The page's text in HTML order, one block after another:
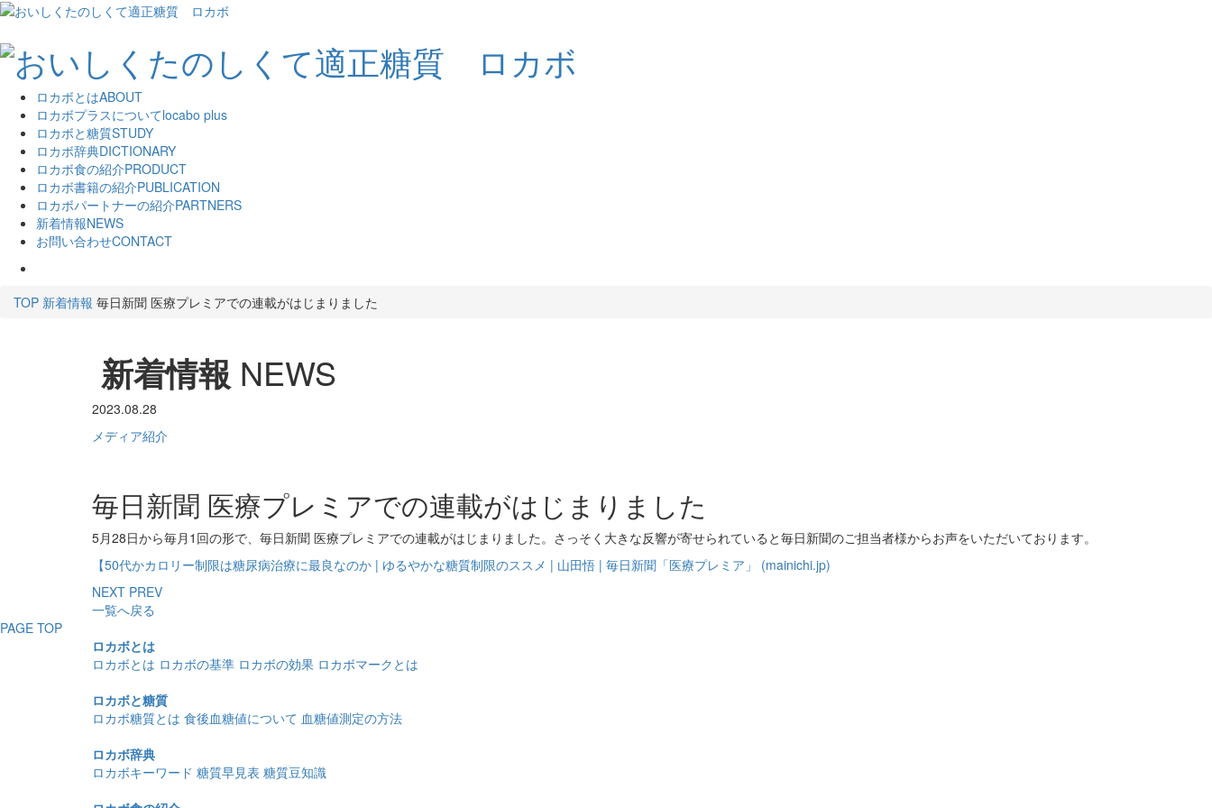
ロカボとはABOUT
ロカボプラスについてlocabo plus
ロカボと糖質STUDY
ロカボ辞典DICTIONARY
ロカボ食の紹介PRODUCT
ロカボ書籍の紹介PUBLICATION
ロカボパートナーの紹介PARTNERS
新着情報NEWS
お問い合わせCONTACT
TOP 新着情報 毎日新聞 医療プレミアでの連載がはじまりました
新着情報 NEWS
2023.08.28
メディア紹介
毎日新聞 医療プレミアでの連載がはじまりました
5月28日から毎月 1 回の形で、毎日新聞 医療プレミアでの連載がはじまりました。さっそく大きな反響が寄せられていると毎日新聞のご担当者様からお声をいただいております。
【50代かカロリー制限は糖尿病治療に最良なのか | ゆるやかな糖質制限のススメ | 山田悟 | 毎日新聞「医療プレミア」 (mainichi.jp)
NEXT PREV
一覧へ戻る
PAGE TOP
ロカボとは
ロカボとは ロカボの基準 ロカボの効果 ロカボマークとは
ロカボと糖質
ロカボ糖質とは 食後血糖値について 血糖値測定の方法
ロカボ辞典
ロカボキーワード 糖質早見表 糖質豆知識